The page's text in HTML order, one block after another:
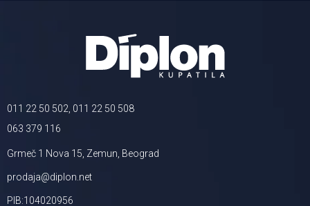
011 22 50 502, 011 22 50 508
063 379 116
Grmeč 1 Nova 15, Zemun, Beograd
prodaja@diplon.net
PIB:104020956